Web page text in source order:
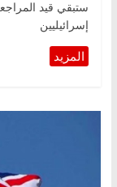
ستبقي قيد
إسرائيليين